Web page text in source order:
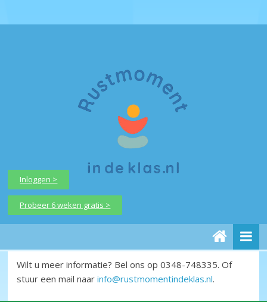
Inloggen >
Probeer 6 weken gratis >
Wilt u meer informatie? Bel ons op 0348-748335. Of
stuur een mail naarinfo@rustmomentindeklas.nl.